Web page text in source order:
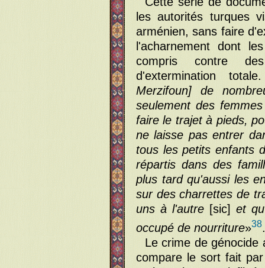
les autorités turques
arménien, sans faire
l'acharnement dont
compris contre
d'extermination
Merzifoun] de
seulement des
faire le trajet à pieds,
ne laisse pas entrer
tous les petits enfants
répartis dans des
plus tard qu'aussi les
sur des charrettes de
uns à l'autre [sic]et
occupé de nourriture»38.
Le crime de génocide
compare le sort fait